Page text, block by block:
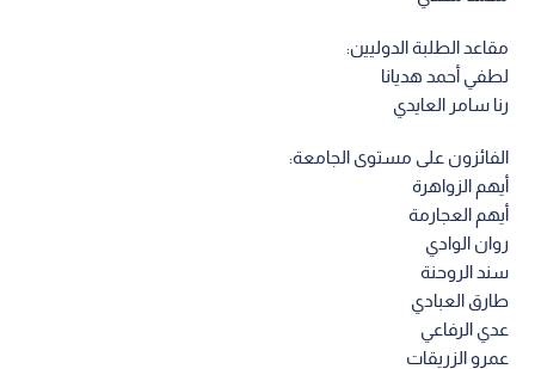
مقاعد الطلبة الدوليين:
لطفي أحمد هديانا
رنا سامر العايدي
الفائزون على مستوى الجامعة:
أيهم الزواهرة
أيهم العجارمة
روان الوادي
سند الروحنة
طارق العبادي
عدي الرفاعي
عمرو الزريقات